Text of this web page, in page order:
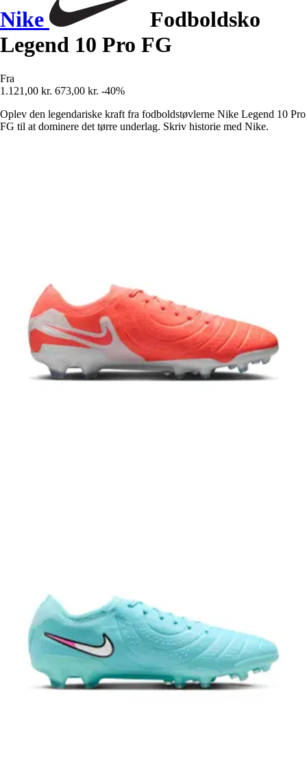
Nike
Fodboldsko
Legend 10 Pro FG
Fra
1.121,00 kr. 673,00 kr. -40%
Oplev den legendariske kraft fra fodboldstøvlerne Nike Legend 10 Pro
FG til at dominere det tørre underlag. Skriv historie med Nike.